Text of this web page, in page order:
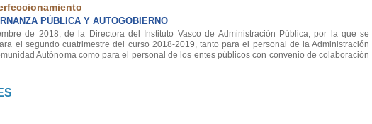
PÚBLICA Y AUTOGOBIERNO
de 2018, de la Directora del Instituto Vasco de Administración Pública, por la que se
el segundo cuatrimestre del curso 2018-2019, tanto para el personal de la Administración
Autónoma como para el personal de los entes públicos con convenio de colaboración